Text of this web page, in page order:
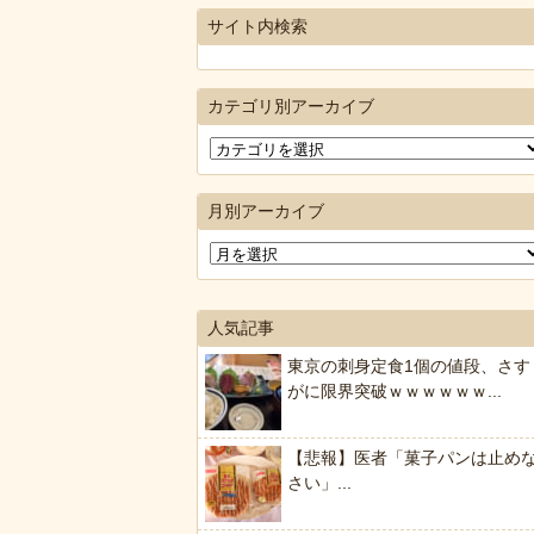
サイト内検索
カテゴリ別アーカイブ
月別アーカイブ
人気記事
東京の刺身定食1個の値段、さす
がに限界突破ｗｗｗｗｗｗ...
【悲報】医者「菓子パンは止め
さい」...